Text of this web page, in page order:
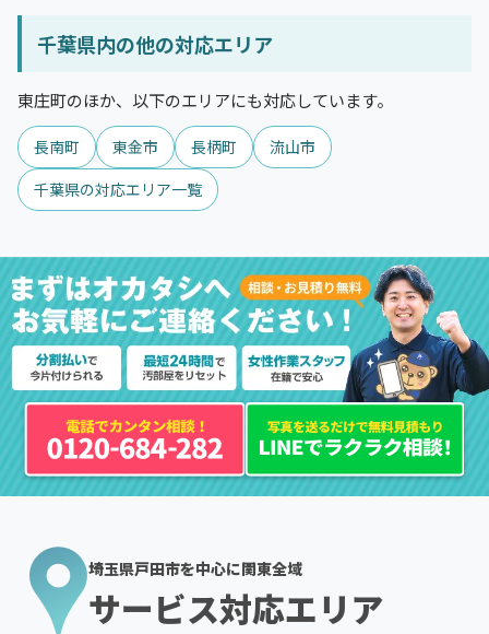
千葉県内の他の対応エリア
東庄町のほか、以下のエリアにも対応しています。
長南町 東金市 長柄町
流山市
千葉県の対応エリア一覧
埼玉県戸田市を中心に関東全域
サービス対応エリア